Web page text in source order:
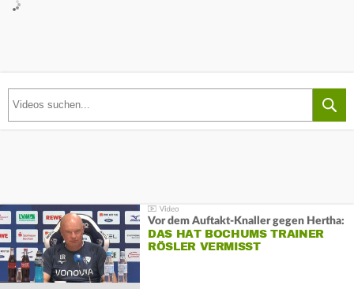
Vor dem Auftakt-Knaller gegen Hertha:
DAS HAT BOCHUMS TRAINER
RÖSLER VERMISST